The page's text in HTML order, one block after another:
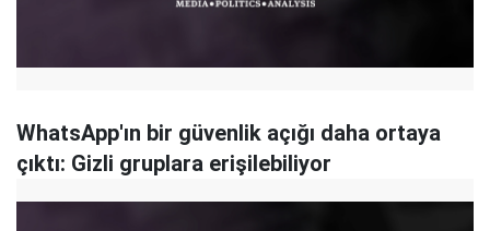
WhatsApp'ın bir güvenlik açığı daha ortaya
çıktı: Gizli gruplara erişilebiliyor